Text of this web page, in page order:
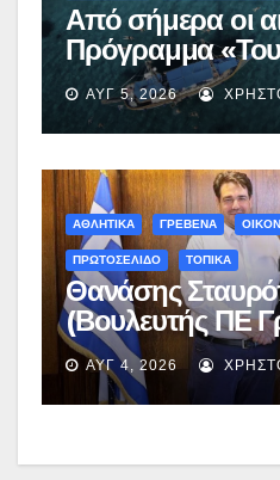
Από σήμερα οι
Πρόγραμμα
Όλους 2026-
η προσθεσμία
ΑΥΓ 5, 2026
ΑΘΛΗΤΙΚΑ ΓΡΕΒΕΝΑ
ΠΡΩΤΟΣΕΛΙΔΟ ΤΟΠΙΚΑ
Θανάσης
(Βουλευτής ΠΕ
Έκτακτη
400.000€ για
εργασίες στο
ΑΥΓ 4, 2026